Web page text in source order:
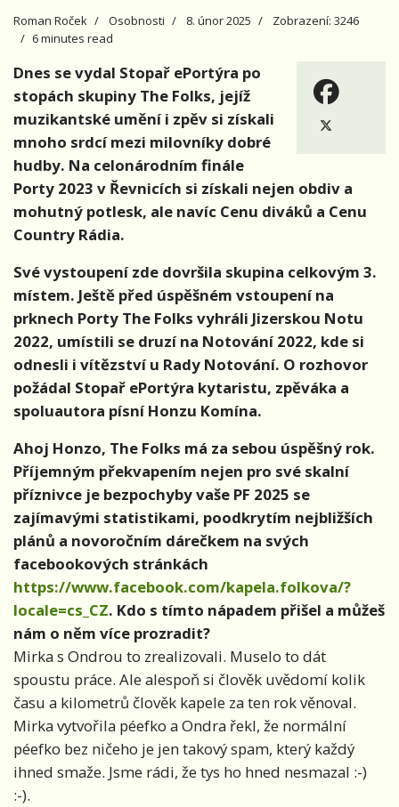
Roman Roček Osobnosti 8. únor 2025
Zobrazení: 3246
6 minutes read
Dnes se vydal Stopař ePortýra po
stopách skupiny The Folks, jejíž
muzikantské umění i zpěv si získali
mnoho srdcí mezi milovníky dobré
hudby. Na celonárodním finále
Porty 2023 v Řevnicích si získali nejen obdiv a
mohutný potlesk, ale navíc Cenu diváků a Cenu
Country Rádia.
Své vystoupení zde dovršila skupina celkovým 3.
místem. Ještě před úspěšném vstoupení na
prknech Porty The Folks vyhráli Jizerskou Notu
2022, umístili se druzí na Notování 2022, kde si
odnesli i vítězství u Rady Notování. O rozhovor
požádal Stopař ePortýra kytaristu, zpěváka a
spoluautora písní Honzu Komína.
Ahoj Honzo, The Folks má za sebou úspěšný rok.
Příjemným překvapením nejen pro své skalní
příznivce je bezpochyby vaše PF 2025 se
zajímavými statistikami, poodkrytím nejbližších
plánů a novoročním dárečkem na svých
facebookových stránkách
https://www.facebook.com/kapela.folkova/?
locale=cs_CZ. Kdo s tímto nápadem přišel a můžeš
nám o něm více prozradit?
Mirka s Ondrou to zrealizovali. Muselo to dát
spoustu práce. Ale alespoň si člověk uvědomí kolik
času a kilometrů člověk kapele za ten rok věnoval.
Mirka vytvořila péefko a Ondra řekl, že normální
péefko bez ničeho je jen takový spam, který každý
ihned smaže. Jsme rádi, že tys ho hned nesmazal :-)
:-).